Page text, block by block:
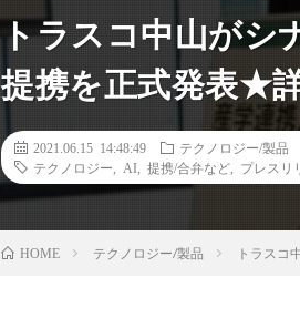
トラスコ中山がシ
提携を正式発表★
2021.06.15 14:48:49
テクノロジー/製品
テクノロジー
AI 提携/合弁など プレスリ
HOME テクノロジー/製品 トラスコ